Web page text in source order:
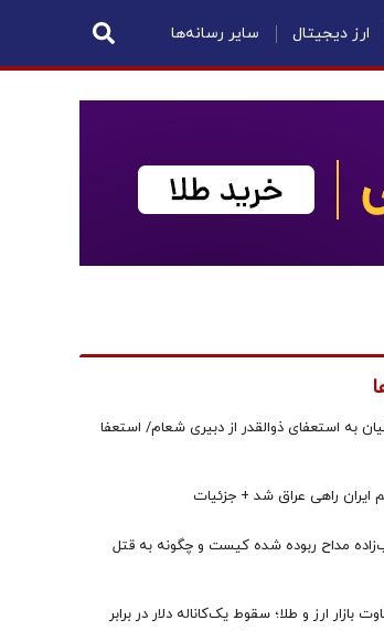
ارز دیجیتال سایر رسانه‌ها
به استعفای ذوالقدر از دبیری شعام/ استعفا
ایران راهی عراق شد + جزئیات
مداح ربوده شده کیست و چگونه به قتل
بازار ارز و طلا؛ سقوط یک‌کاناله دلار در برابر